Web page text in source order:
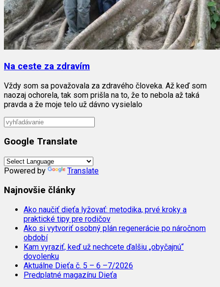
Na ceste za zdravím
Vždy som sa považovala za zdravého človeka. Až keď som
naozaj ochorela, tak som prišla na to, že to nebola až taká
pravda a že moje telo už dávno vysielalo
Google Translate
Powered by Translate
Najnovšie články
Ako naučiť dieťa lyžovať: metodika, prvé kroky a
praktické tipy pre rodičov
Ako si vytvoriť osobný plán regenerácie po náročnom
období
Kam vyraziť, keď už nechcete ďalšiu „obyčajnú“
dovolenku
Aktuálne Dieťa č. 5 – 6 –7/2026
Predplatné magazínu Dieťa